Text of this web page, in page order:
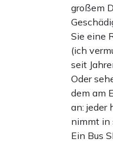
großem
Sie eine
(ich
seit
Oder
dem am
an: jeder
nimmt in
Ein Bus